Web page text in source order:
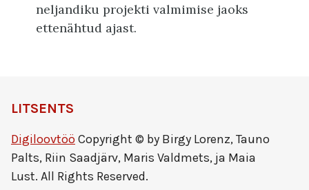
neljandiku projekti valmimise jaoks
ettenähtud ajast.
LITSENTS
DigiloovtööCopyright © by Birgy Lorenz, Tauno
Palts, Riin Saadjärv, Maris Valdmets, ja Maia
Lust. All Rights Reserved.